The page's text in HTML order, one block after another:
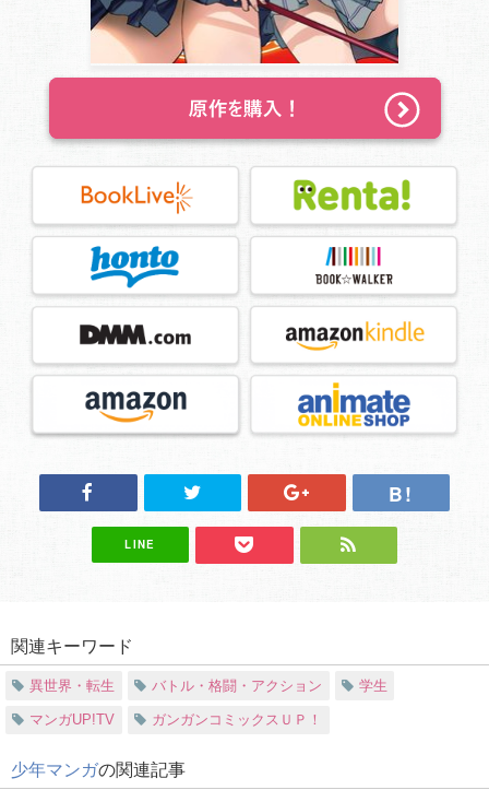
LINE
関連キーワード
異世界・転生 バトル・格闘・アクション 学生
マンガUP!TV ガンガンコミックスＵＰ！
少年マンガの関連記事